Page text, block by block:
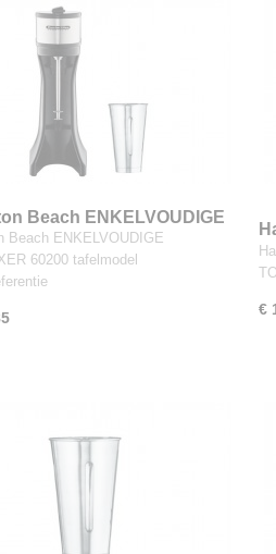
Beach ENKELVOUDIGE
60200 tafelmodel
Beach ENKELVOUDIGE
60200 tafelmodel
€